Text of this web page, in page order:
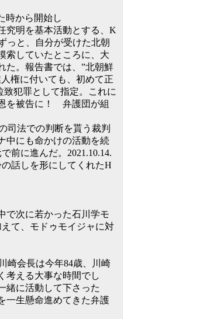
時から開始し
究明を基本活動とする、K
っと、自分が受けた北朝
索していたところに、大
た。報告書では、”北朝鮮
権に付いても、初めて正
犯罪として指定。これに
を被告に！ 弁護団が組
司法での判断を貰う裁判
中にも命かけの活動を続
前に進んだ。2021.10.14.
話しを形にしてくれたH
で次に若かった石川学モ
て、モドゥモイジャに対
崎会長は今年84歳、川崎
考える大事な時間でし
緒に活動して下さった
一生懸命進めてきた弁護